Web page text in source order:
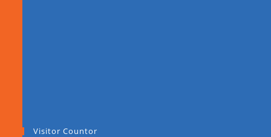
Visitor Countor